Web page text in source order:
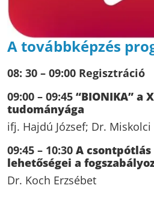
A továbbképzés
08: 30 – 09:00 Regisztráció
09:00 – 09:45 “BIONIKA” a
tudományága
ifj. Hajdú József; Dr.
09:45 – 10:30 A
lehetőségei a
Dr. Koch Erzsébet